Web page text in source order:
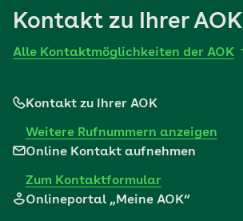
Kontakt zu Ihrer AOK
Alle Kontaktmöglichkeiten der AOK
Kontakt zu Ihrer AOK
Weitere Rufnummern anzeigen
Online Kontakt aufnehmen
Zum Kontaktformular
Onlineportal „Meine AOK“